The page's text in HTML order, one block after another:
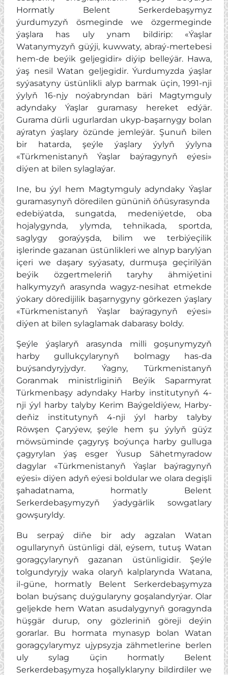
Hormatly Belent Serkerdebaşymyz
ýurdumyzyň ösmeginde we özgermeginde
ýaşlara has uly ynam bildirip: «Ýaşlar
Watanymyzyň güýji, kuwwaty, abraý-mertebesi
hem-de beýik geljegidir» diýip belleýär. Hawa,
ýaş nesil Watan geljegidir. Ýurdumyzda ýaşlar
syýasatyny üstünlikli alyp barmak üçin, 1991-nji
ýylyň 16-njy noýabryndan bäri Magtymguly
adyndaky Ýaşlar guramasy hereket edýär.
Gurama dürli ugurlardan ukyp-başarnygy bolan
aýratyn ýaşlary özünde jemleýär. Şunuň bilen
bir hatarda, şeýle ýaşlary ýylyň ýylyna
«Türkmenistanyň Ýaşlar baýragynyň eýesi»
diýen at bilen sylaglaýar.
Ine, bu ýyl hem Magtymguly adyndaky Ýaşlar
guramasynyň döredilen gününiň öňüsyrasynda
edebiýatda, sungatda, medeniýetde, oba
hojalygynda, ylymda, tehnikada, sportda,
saglygy goraýyşda, bilim we terbiýeçilik
işlerinde gazanan üstünlikleri we alnyp barylýan
içeri we daşary syýasaty, durmuşa geçirilýän
beýik özgertmeleriň taryhy ähmiýetini
halkymyzyň arasynda wagyz-nesihat etmekde
ýokary döredijilik başarnygyny görkezen ýaşlary
«Türkmenistanyň Ýaşlar baýragynyň eýesi»
diýen at bilen sylaglamak dabarasy boldy.
Şeýle ýaşlaryň arasynda milli goşunymyzyň
harby gullukçylarynyň bolmagy has-da
buýsandyryjydyr. Ýagny, Türkmenistanyň
Goranmak ministrliginiň Beýik Saparmyrat
Türkmenbaşy adyndaky Harby institutynyň 4-
nji ýyl harby talyby Kerim Baýgeldiýew, Harby-
deňiz institutynyň 4-nji ýyl harby talyby
Röwşen Çaryýew, şeýle hem şu ýylyň güýz
möwsüminde çagyryş boýunça harby gulluga
çagyrylan ýaş esger Ýusup Sähetmyradow
dagylar «Türkmenistanyň Ýaşlar baýragynyň
eýesi» diýen adyň eýesi boldular we olara degişli
şahadatnama, hormatly Belent
Serkerdebaşymyzyň ýadygärlik sowgatlary
gowşuryldy.
Bu serpaý diňe bir ady agzalan Watan
ogullarynyň üstünligi däl, eýsem, tutuş Watan
goragçylarynyň gazanan üstünligidir. Şeýle
tolgundyryjy waka olaryň kalplarynda Watana,
il-güne, hormatly Belent Serkerdebaşymyza
bolan buýsanç duýgularyny goşalandyrýar. Olar
geljekde hem Watan asudalygynyň goragynda
hüşgär durup, ony gözleriniň göreji deýin
gorarlar. Bu hormata mynasyp bolan Watan
goragçylarymyz ujypsyzja zähmetlerine berlen
uly sylag üçin hormatly Belent
Serkerdebaşymyza hoşallyklaryny bildirdiler we